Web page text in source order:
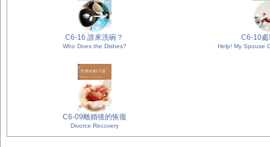
C6-16 誰來洗碗？
Who Does the Dishes?
C6-10
Help! My Spouse
C6-09離婚後的恢復
Divorce Recovery